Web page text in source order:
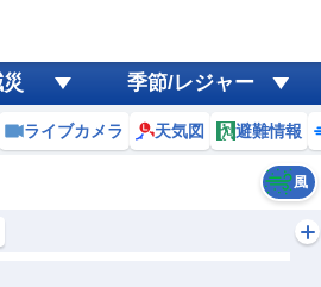
季節/レジャー
ライブカメラ 天気図 避難情報
風